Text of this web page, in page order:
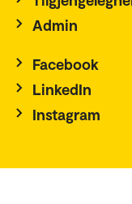
Admin
Facebook
LinkedIn
Instagram